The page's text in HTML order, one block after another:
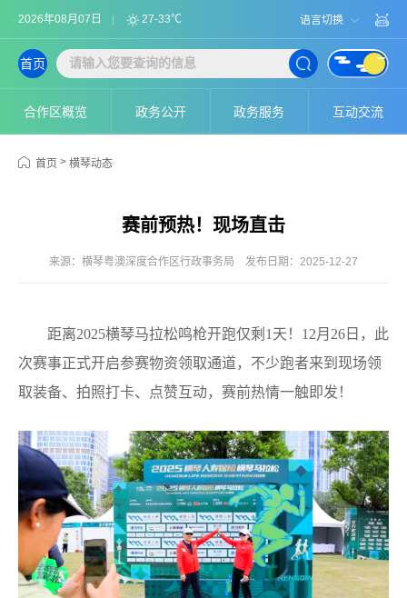
2026年08月07日 27-33℃ 语言切换
合作区概览 政务公开 政务服务 互动交流
首页
首页 > 横琴动态
赛前预热！现场直击
来源：横琴粤澳深度合作区行政事务局 发布日期：2025-12-27
距离2025横琴马拉松鸣枪开跑仅剩1天！12月26日，此
次赛事正式开启参赛物资领取通道，不少跑者来到现场领
取装备、拍照打卡、点赞互动，赛前热情一触即发！